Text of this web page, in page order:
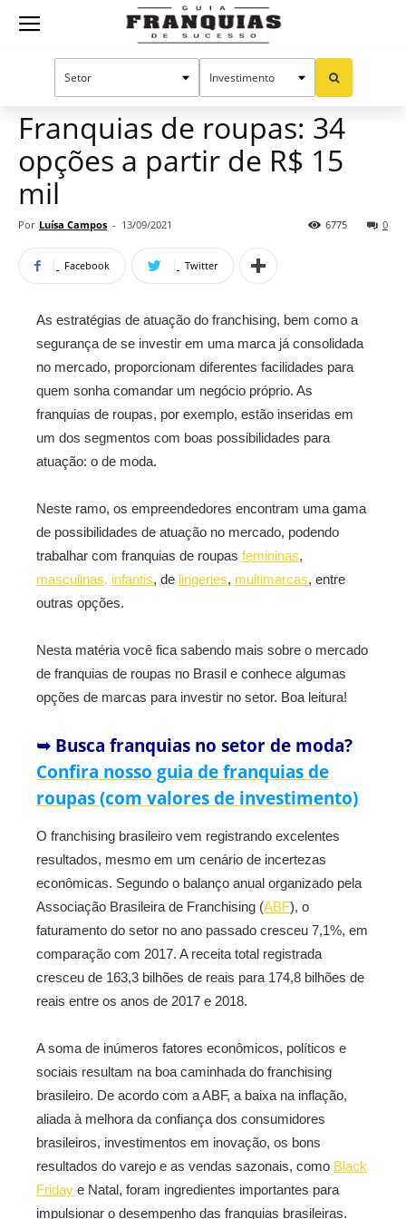
Guia
Oportunidades e tendências
Franquias de roupas: 34
opções a partir de R$ 15
mil
Por Luísa Campos - 13/09/2021 0
6775
Facebook Twitter
As estratégias de atuação do franchising, bem como a
segurança de se investir em uma marca já consolidada
no mercado, proporcionam diferentes facilidades para
quem sonha comandar um negócio próprio. As
franquias de roupas, por exemplo, estão inseridas em
um dos segmentos com boas possibilidades para
atuação: o de moda.
Neste ramo, os empreendedores encontram uma gama
de possibilidades de atuação no mercado, podendo
trabalhar com franquias de roupas femininas,
masculinas, infantis, de lingeries, multimarcas, entre
outras opções.
Nesta matéria você fica sabendo mais sobre o mercado
de franquias de roupas no Brasil e conhece algumas
opções de marcas para investir no setor. Boa leitura!
➥ Busca franquias no setor de moda?
Confira nosso guia de franquias de
roupas (com valores de investimento)
O franchising brasileiro vem registrando excelentes
resultados, mesmo em um cenário de incertezas
econômicas. Segundo o balanço anual organizado pela
Associação Brasileira de Franchising (ABF), o
faturamento do setor no ano passado cresceu 7,1%, em
comparação com 2017. A receita total registrada
cresceu de 163,3 bilhões de reais para 174,8 bilhões de
reais entre os anos de 2017 e 2018.
A soma de inúmeros fatores econômicos, políticos e
sociais resultam na boa caminhada do franchising
brasileiro. De acordo com a ABF, a baixa na inflação,
aliada à melhora da confiança dos consumidores
brasileiros, investimentos em inovação, os bons
resultados do varejo e as vendas sazonais, como Black
Friday e Natal, foram ingredientes importantes para
impulsionar o desempenho das franquias brasileiras.